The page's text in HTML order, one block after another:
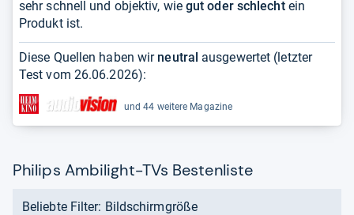
sehr schnell und objektiv, wie gut oder schlechtein
Produkt ist.
Diese Quellen haben wir neutral ausgewertet (letzter
Test vom 26.06.2026):
und 44 weitere Magazine
Philips Ambilight-TVs Bestenliste
Beliebte Filter: Bildschirmgröße